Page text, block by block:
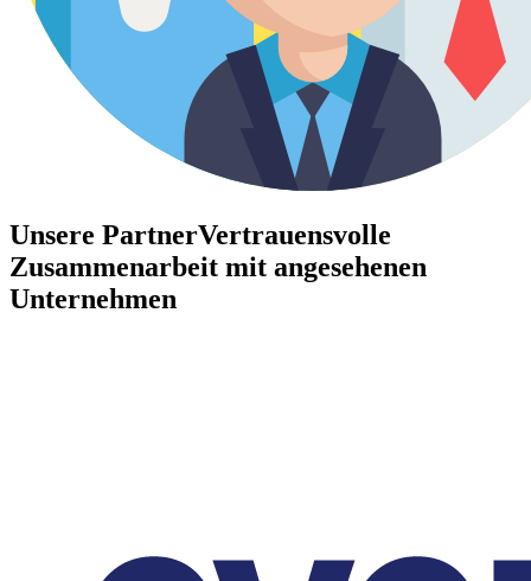
Unsere PartnerVertrauensvolle
Zusammenarbeit mit angesehenen
Unternehmen